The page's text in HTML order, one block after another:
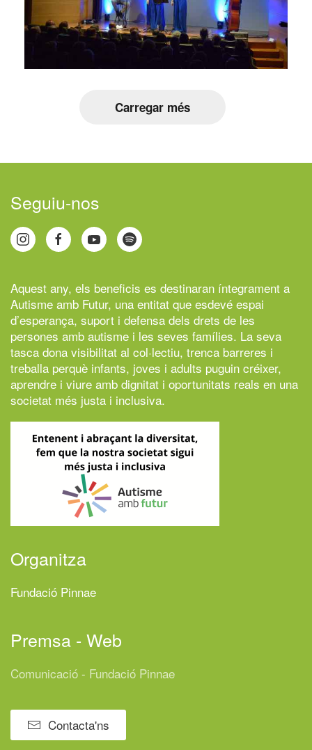
Carregar més
Seguiu-nos
Aquest any, els beneficis es destinaran íntegrament a
Autisme amb Futur, una entitat que esdevé espai
d’esperança, suport i defensa dels drets de les
persones amb autisme i les seves famílies. La seva
tasca dona visibilitat al col·lectiu, trenca barreres i
treballa perquè infants, joves i adults puguin créixer,
aprendre i viure amb dignitat i oportunitats reals en una
societat més justa i inclusiva.
Organitza
Fundació Pinnae
Premsa - Web
Comunicació - Fundació Pinnae
Contacta'ns